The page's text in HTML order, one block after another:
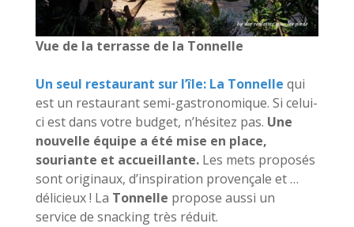
Vue de la terrasse de la Tonnelle
Un seul restaurant sur l’île: La Tonnelle qui
est un restaurant semi-gastronomique. Si celui-
ci est dans votre budget, n’hésitez pas. Une
nouvelle équipe a été mise en place,
souriante et accueillante.Les mets proposés
sont originaux, d’inspiration provençale et …
délicieux ! La Tonnelle propose aussi un
service de snacking très réduit.